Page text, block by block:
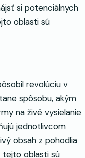
si potenciálnych
oblasti sú
revolúciu v
spôsobu, akým
na živé vysielanie
jednotlivcom
obsah z pohodlia
tejto oblasti sú